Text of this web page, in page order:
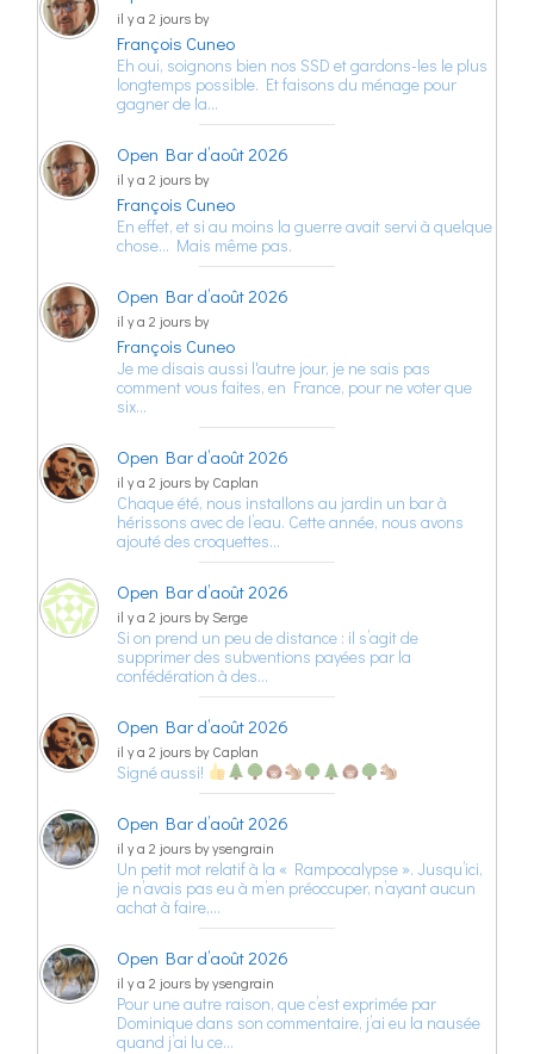
il y a 2 jours by
François Cuneo
Eh oui, soignons bien nos SSD et gardons-les le plus
longtemps possible. Et faisons du ménage pour
gagner de la…
Open Bar d’août 2026
il y a 2 jours by
François Cuneo
En effet, et si au moins la guerre avait servi à quelque
chose… Mais même pas.
Open Bar d’août 2026
il y a 2 jours by
François Cuneo
Je me disais aussi l'autre jour, je ne sais pas
comment vous faites, en France, pour ne voter que
six…
Open Bar d’août 2026
il y a 2 jours by Caplan
Chaque été, nous installons au jardin un bar à
hérissons avec de l’eau. Cette année, nous avons
ajouté des croquettes…
Open Bar d’août 2026
il y a 2 jours by Serge
Si on prend un peu de distance : il s’agit de
supprimer des subventions payées par la
confédération à des…
Open Bar d’août 2026
il y a 2 jours by Caplan
Signé aussi!
Open Bar d’août 2026
il y a 2 jours by ysengrain
Un petit mot relatif à la « Rampocalypse ». Jusqu’ici,
je n’avais pas eu à m’en préoccuper, n’ayant aucun
achat à faire,…
Open Bar d’août 2026
il y a 2 jours by ysengrain
Pour une autre raison, que c’est exprimée par
Dominique dans son commentaire, j’ai eu la nausée
quand j’ai lu ce…